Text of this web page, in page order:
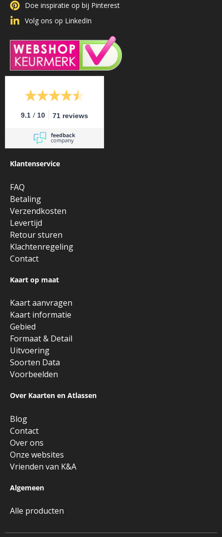
Doe inspiratie op bij Pinterest
Volg ons op LinkedIn
9.1 / 10 71 reviews
Klantenservice
FAQ
Betaling
Verzendkosten
Levertijd
Retour sturen
Klachtenregeling
Contact
Kaart op maat
Kaart aanvragen
Kaart informatie
Gebied
Formaat & Detail
Uitvoering
Soorten Data
Voorbeelden
Over Kaarten en Atlassen
Blog
Contact
Over ons
Onze websites
Vrienden van K&A
Algemeen
Alle producten